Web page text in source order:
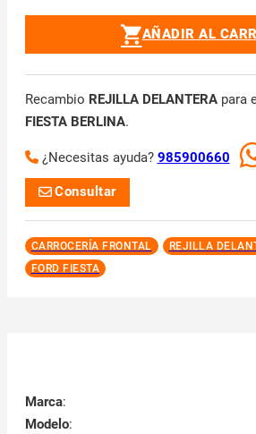
AÑADIR AL
Recambio REJILLA DELANTERApara
FIESTA BERLINA.
¿Necesitas ayuda? 985900660
Consultar
CARROCERÍA FRONTAL REJILLA
FORD FIESTA
Marca:
Modelo: